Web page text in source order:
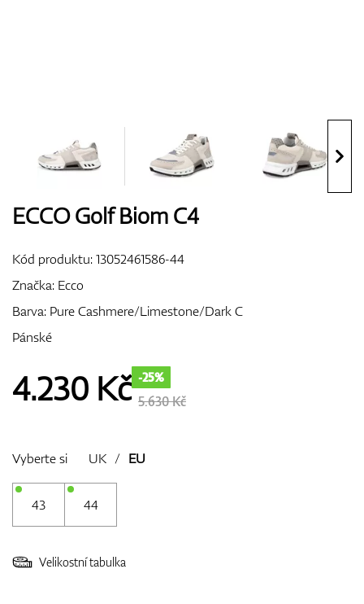
Bagy
GPS/Dálkoměry
Doplňky
Dárkové poukazy
ECCO Golf Biom C4
Kód produktu:13052461586-44
Značka: Ecco
Barva: Pure Cashmere/Limestone/Dark C
Pánské
4.230 Kč -25%
5.630 Kč
Vyberte si UK / EU
43 44
Velikostní tabulka